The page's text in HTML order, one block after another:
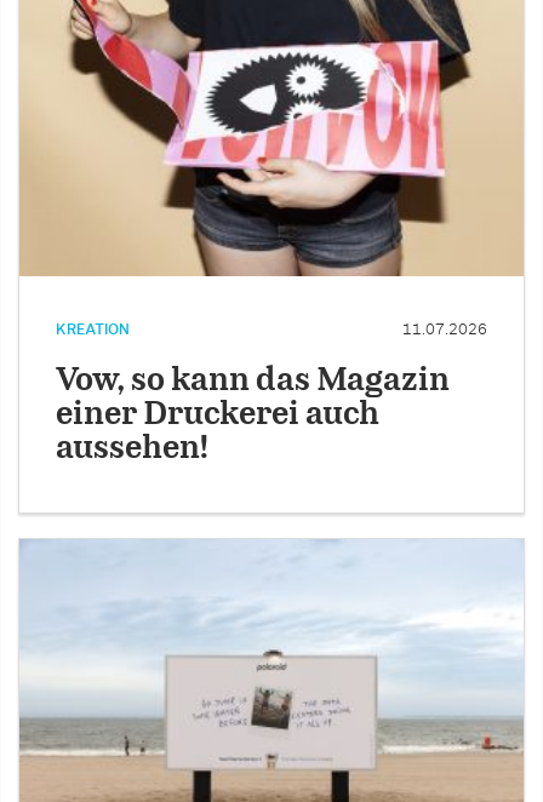
KREATION 11.07.2026
Vow, so kann das Magazin
einer Druckerei auch
aussehen!